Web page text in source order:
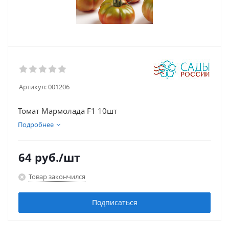
Артикул:001206
Томат Мармолада F1 10шт
Подробнее
64 руб./шт
Товар закончился
Подписаться